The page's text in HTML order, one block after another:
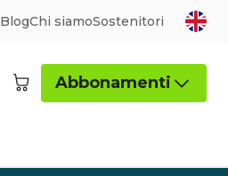
BlogChi siamoSostenitori
Abbonamenti